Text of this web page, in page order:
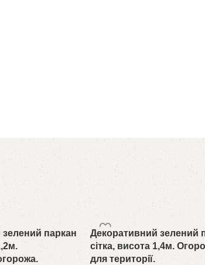
паркан
Декоративний зелений
сітка, висота 1,4м.
для території.